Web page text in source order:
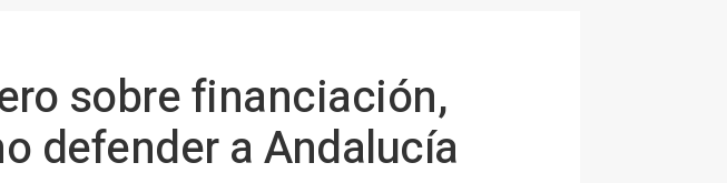
sobre financiación,
defender a Andalucía